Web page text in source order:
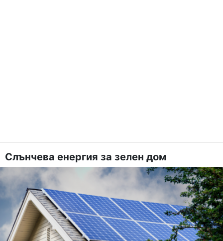
Слънчева енергия за зелен дом